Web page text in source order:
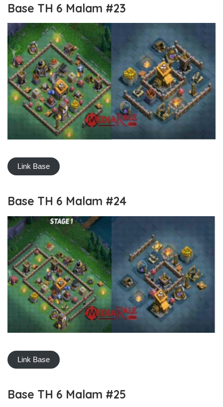
Base TH 6 Malam #23
Link Base
Base TH 6 Malam #24
Link Base
Base TH 6 Malam #25